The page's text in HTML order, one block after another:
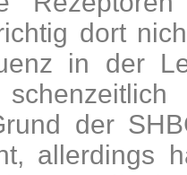
dort
in der
der
allerdings